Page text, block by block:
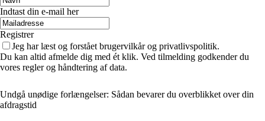
Indtast din e-mail her
Registrer
Jeg har læst og forstået brugervilkår og privatlivspolitik.
Du kan altid afmelde dig med ét klik. Ved tilmelding godkender du
vores regler og håndtering af data.
Undgå unødige forlængelser: Sådan bevarer du overblikket over din
afdragstid